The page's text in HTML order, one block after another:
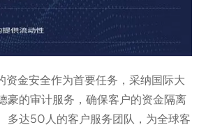
资金安全作为首要任务，采纳国际大
豪的审计服务，确保客户的资金隔离
多达50人的客户服务团队，为全球客